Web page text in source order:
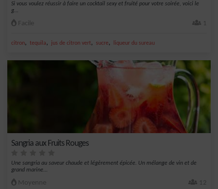
Si vous voulez réussir à faire un cocktail sexy et fruité pour votre soirée, voici le
g...
Facile 1
citron, tequila, jus de citron vert, sucre, liqueur du sureau
Sangria aux Fruits Rouges
Une sangria au saveur chaude et légèrement épicée. Un mélange de vin et de
grand marine...
Moyenne 12